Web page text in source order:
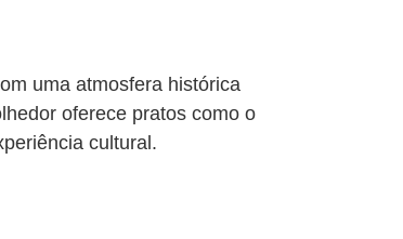
uma atmosfera histórica
oferece pratos como o
cultural.